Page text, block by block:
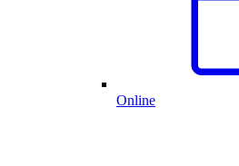
Online